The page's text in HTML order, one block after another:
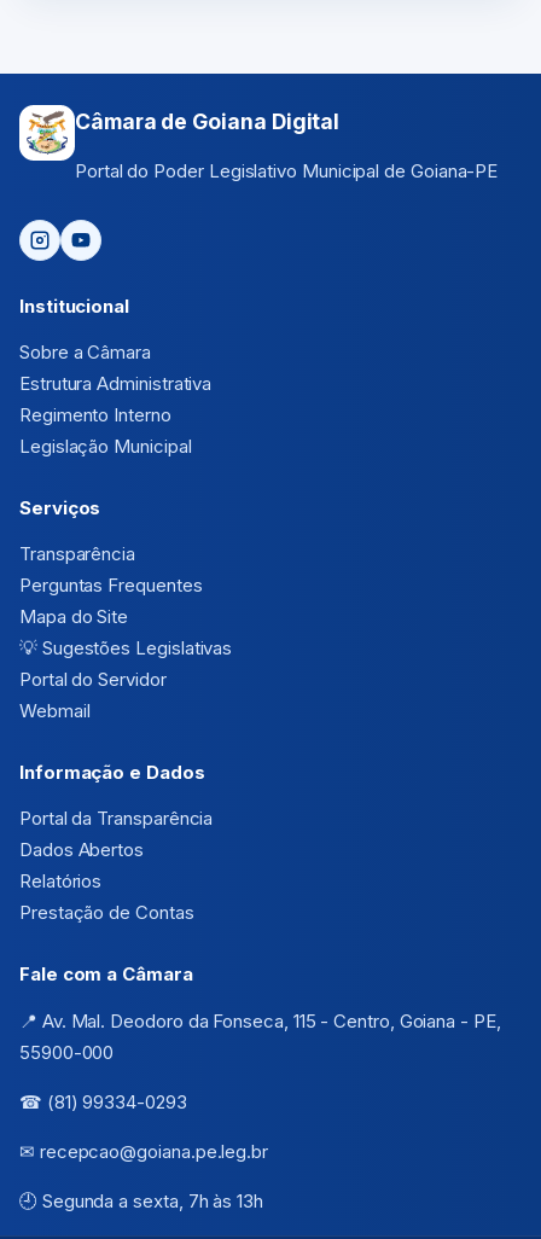
Câmara de Goiana Digital
Portal do Poder Legislativo Municipal de Goiana-PE
Institucional
Sobre a Câmara
Estrutura Administrativa
Regimento Interno
Legislação Municipal
Serviços
Transparência
Perguntas Frequentes
Mapa do Site
💡Sugestões Legislativas
Portal do Servidor
Webmail
Informação e Dados
Portal da Transparência
Dados Abertos
Relatórios
Prestação de Contas
Fale com a Câmara
📍 Av. Mal. Deodoro da Fonseca, 115 - Centro, Goiana - PE,
55900-000
☎ (81) 99334-0293
✉ recepcao@goiana.pe.leg.br
🕘 Segunda a sexta, 7h às 13h